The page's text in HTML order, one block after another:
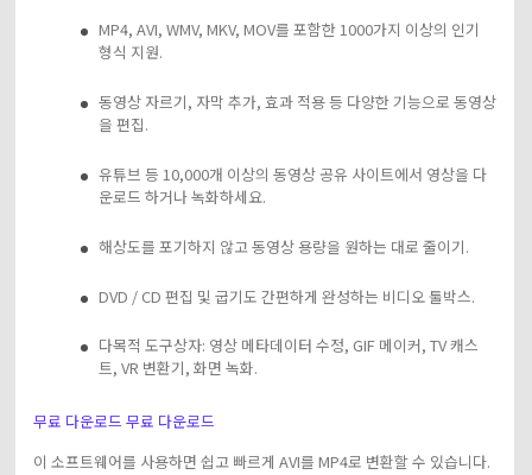
MP4, AVI, WMV, MKV, MOV를 포함한 1000가지 이상의 인기
형식 지원.
동영상 자르기, 자막 추가, 효과 적용 등 다양한 기능으로 동영상
을 편집.
유튜브 등 10,000개 이상의 동영상 공유 사이트에서 영상을 다
운로드 하거나 녹화하세요.
해상도를 포기하지 않고 동영상 용량을 원하는 대로 줄이기.
DVD / CD 편집 및 굽기도 간편하게 완성하는 비디오 툴박스.
다목적 도구상자: 영상 메타데이터 수정, GIF 메이커, TV 캐스
트, VR 변환기, 화면 녹화.
무료 다운로드 무료 다운로드
이 소프트웨어를 사용하면 쉽고 빠르게 AVI를 MP4로 변환할 수 있습니다.